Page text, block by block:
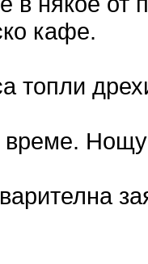
кафе.
топли
време.